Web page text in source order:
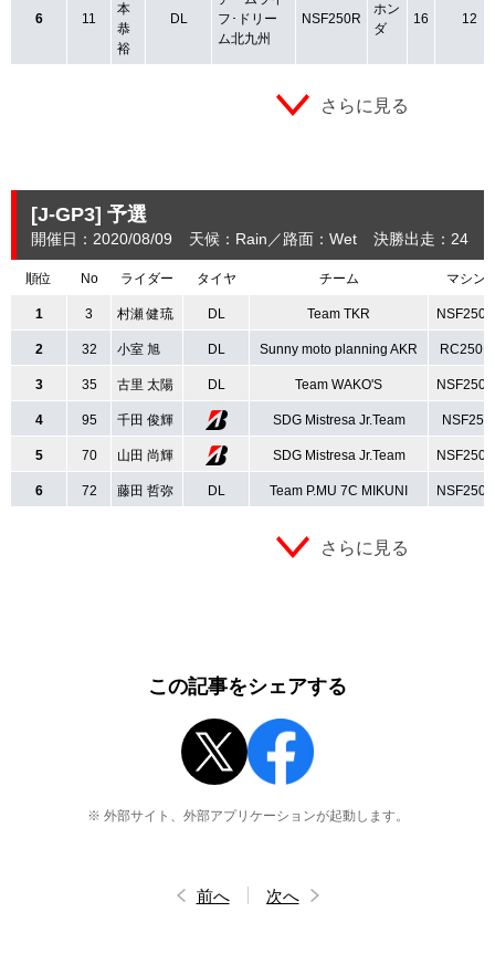
6 11
本
恭
裕
DL
フ･ドリー
ム北九州
NSF250R
ホン
ダ
16 12
さらに見る
[J-GP3] 予選
開催日：2020/08/09 天候：Rain 路面：Wet 決勝出走：24
順位 No ライダー タイヤ チーム マシン
1 3 村瀬 健琉 DL Team TKR NSF250R
2 32 小室 旭 DL Sunny moto planning AKR RC250R
3 35 古里 太陽 DL Team WAKO'S NSF250R
4 95 千田 俊輝 SDG Mistresa Jr.Team NSF250
5 70 山田 尚輝 SDG Mistresa Jr.Team NSF250R
6 72 藤田 哲弥 DL Team P.MU 7C MIKUNI NSF250R
さらに見る
この記事をシェアする
※ 外部サイト、外部アプリケーションが起動します。
前へ 次へ